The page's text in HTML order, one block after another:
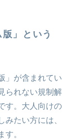
」という
」が含まれてい
られない規制解
す。大人向けの
たい方には、
す。